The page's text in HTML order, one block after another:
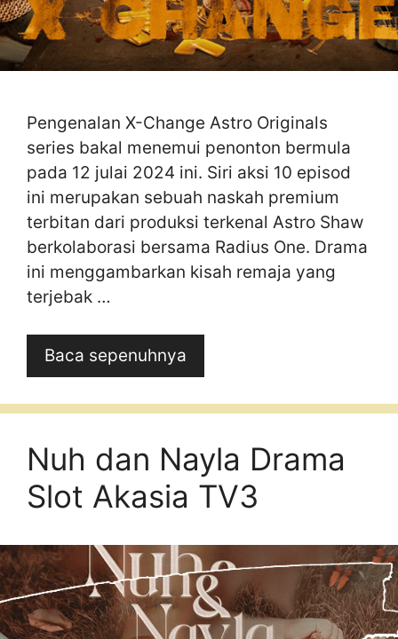
Pengenalan X-Change Astro Originals
series bakal menemui penonton bermula
pada 12 julai 2024 ini. Siri aksi 10 episod
ini merupakan sebuah naskah premium
terbitan dari produksi terkenal Astro Shaw
berkolaborasi bersama Radius One. Drama
ini menggambarkan kisah remaja yang
terjebak …
Baca sepenuhnya
Nuh dan Nayla Drama
Slot Akasia TV3